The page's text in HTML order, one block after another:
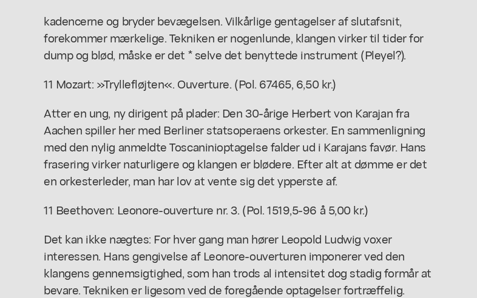
kadencerne og bryder bevægelsen. Vilkårlige gentagelser af slutafsnit,
forekommer mærkelige. Tekniken er nogenlunde, klangen virker til tider for
dump og blød, måske er det * selve det benyttede instrument (Pleyel?).
11 Mozart: »Tryllefløjten«. Ouverture. (Pol. 67465, 6,50 kr.)
Atter en ung, ny dirigent på plader: Den 30-årige Herbert von Karajan fra
Aachen spiller her med Berliner statsoperaens orkester. En sammenligning
med den nylig anmeldte Toscaninioptagelse falder ud i Karajans favør. Hans
frasering virker naturligere og klangen er blødere. Efter alt at dømme er det
en orkesterleder, man har lov at vente sig det ypperste af.
11 Beethoven: Leonore-ouverture nr. 3. (Pol. 1519,5-96 å 5,00 kr.)
Det kan ikke nægtes: For hver gang man hører Leopold Ludwig voxer
interessen. Hans gengivelse af Leonore-ouverturen imponerer ved den
klangens gennemsigtighed, som han trods al intensitet dog stadig formår at
bevare. Tekniken er ligesom ved de foregående optagelser fortræffelig.